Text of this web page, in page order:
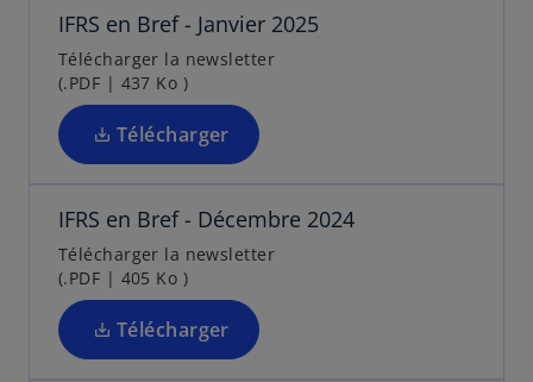
l
t
v
e
l
o
l
t
IFRS en Bref - Janvier 2025
Télécharger la newsletter
(.PDF | 437 Ko )
Télécharger
n
s
u
n
n
v
e
l
o
IFRS en Bref - Décembre 2024
Télécharger la newsletter
(.PDF | 405 Ko )
Télécharger
o
u
v
e
d
n
s
u
n
n
s
o
u
v
e
d
s